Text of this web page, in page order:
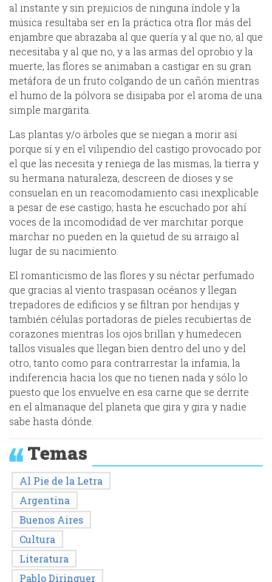
al instante y sin prejuicios de ninguna índole y la
música resultaba ser en la práctica otra flor más del
enjambre que abrazaba al que quería y al que no, al que
necesitaba y al que no, y a las armas del oprobio y la
muerte, las flores se animaban a castigar en su gran
metáfora de un fruto colgando de un cañón mientras
el humo de la pólvora se disipaba por el aroma de una
simple margarita.
Las plantas y/o árboles que se niegan a morir así
porque sí y en el vilipendio del castigo provocado por
el que las necesita y reniega de las mismas, la tierra y
su hermana naturaleza, descreen de dioses y se
consuelan en un reacomodamiento casi inexplicable
a pesar de ese castigo; hasta he escuchado por ahí
voces de la incomodidad de ver marchitar porque
marchar no pueden en la quietud de su arraigo al
lugar de su nacimiento.
El romanticismo de las flores y su néctar perfumado
que gracias al viento traspasan océanos y llegan
trepadores de edificios y se filtran por hendijas y
también células portadoras de pieles recubiertas de
corazones mientras los ojos brillan y humedecen
tallos visuales que llegan bien dentro del uno y del
otro, tanto como para contrarrestar la infamia, la
indiferencia hacia los que no tienen nada y sólo lo
puesto que los envuelve en esa carne que se derrite
en el almanaque del planeta que gira y gira y nadie
sabe hasta dónde.
Temas
Al Pie de la Letra
Argentina
Buenos Aires
Cultura
Literatura
Pablo Diringuer